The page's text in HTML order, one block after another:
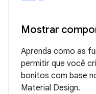
Mostrar
Aprenda como as
permitir que você
bonitos com base
Material Design.